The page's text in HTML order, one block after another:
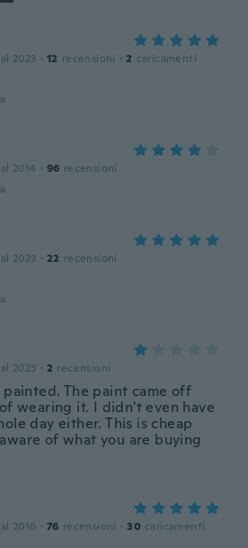
2023 · 12 recensioni · 2 caricamenti
2014 · 96 recensioni
2023 · 22 recensioni
2023 · 2 recensioni
painted. The paint came off
wearing it. I didn't even have
day either. This is cheap
of what you are buying
2016 · 76 recensioni · 30 caricamenti